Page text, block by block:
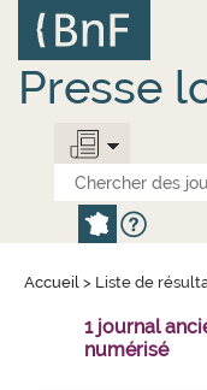
contenu
principal
Presse
Accueil > Liste de
1 journal
numérisé
Panneau de gestion des